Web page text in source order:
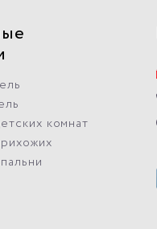
комнат